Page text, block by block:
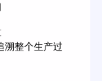
溯整个生产过